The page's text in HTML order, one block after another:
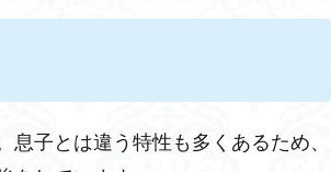
子とは違う特性も多くあるため、